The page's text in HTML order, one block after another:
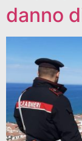
danno